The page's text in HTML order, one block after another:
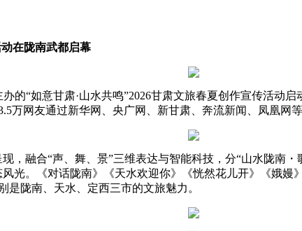
在陇南武都启幕
“如意甘肃·山水共鸣”2026甘肃文旅春夏创作宣传活动
万网友通过新华网、央广网、新甘肃、奔流新闻、凤凰网
融合“声、舞、景”三维表达与智能科技，分“山水陇南・
光。《对话陇南》《天水欢迎你》《恍然花儿开》《娥
是陇南、天水、定西三市的文旅魅力。